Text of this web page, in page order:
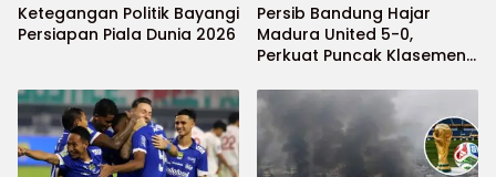
Ketegangan Politik Bayangi
Persiapan Piala Dunia 2026
Persib Bandung Hajar
Madura United 5-0,
Perkuat Puncak Klasemen